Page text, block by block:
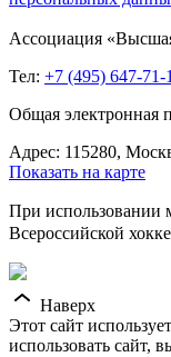
Ассоциация
Тел: +7 (495) 647-71-
Общая электронная
Адрес: 115280,
Показать на карте
При использовании
Всероссийской
Наверх
Этот сайт
использовать сайт,